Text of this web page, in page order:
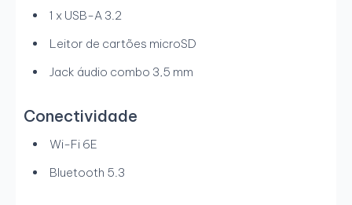
1 x USB-A 3.2
Leitor de cartões microSD
Jack áudio combo 3,5 mm
Conectividade
Wi-Fi 6E
Bluetooth 5.3